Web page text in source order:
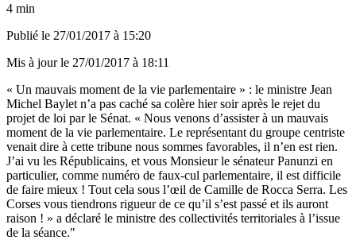
4 min
Publié le 27/01/2017 à 15:20
Mis à jour le 27/01/2017 à 18:11
« Un mauvais moment de la vie parlementaire » : le ministre Jean
Michel Baylet n’a pas caché sa colère hier soir après le rejet du
projet de loi par le Sénat. « Nous venons d’assister à un mauvais
moment de la vie parlementaire. Le représentant du groupe centriste
venait dire à cette tribune nous sommes favorables, il n’en est rien.
J’ai vu les Républicains, et vous Monsieur le sénateur Panunzi en
particulier, comme numéro de faux-cul parlementaire, il est difficile
de faire mieux ! Tout cela sous l’œil de Camille de Rocca Serra. Les
Corses vous tiendrons rigueur de ce qu’il s’est passé et ils auront
raison ! » a déclaré le ministre des collectivités territoriales à l’issue
de la séance."